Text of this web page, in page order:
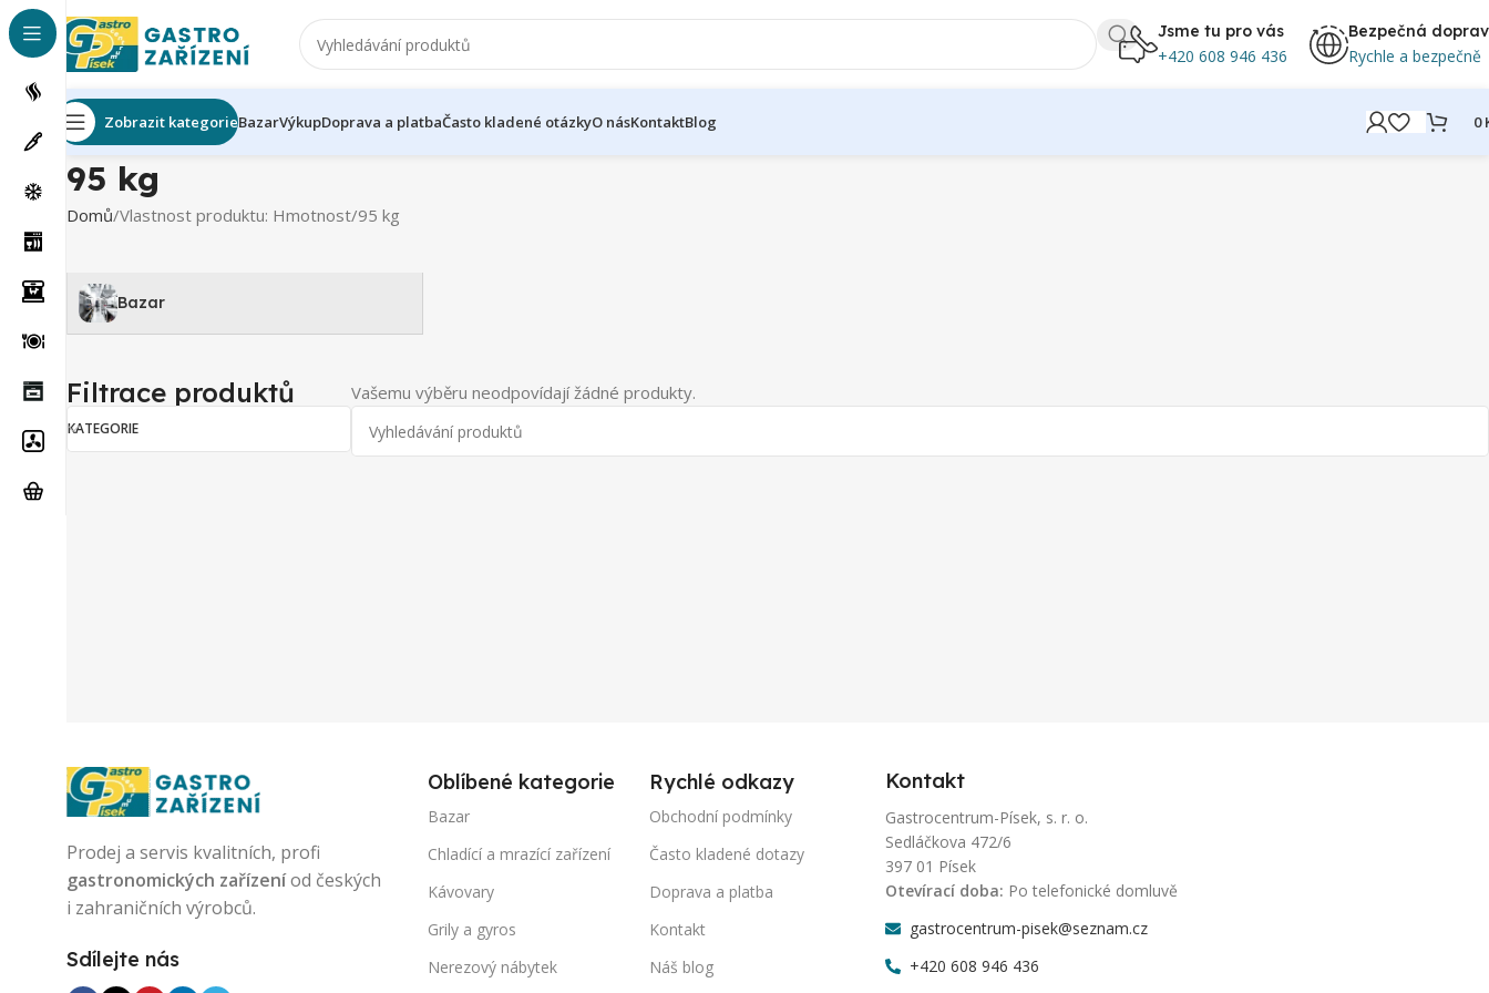
Jsme tu pro vás
+420 608 946 436
Bezpečná
Rychle a bezpečně
Zobrazit kategorieBazarVýkupDoprava a platbaČasto kladené otázkyO násKontaktBlog 0
95 kg
Domů Vlastnost produktu: Hmotnost 95 kg
Bazar
Filtrace produktů
KATEGORIE
Vašemu výběru neodpovídají žádné produkty.
Prodej a servis kvalitních, profi
gastronomických zařízeníod českých
i zahraničních výrobců.
Sdílejte nás
Oblíbené kategorie
Bazar
Chladící a mrazící zařízení
Kávovary
Grily a gyros
Nerezový nábytek
Rychlé odkazy
Obchodní podmínky
Často kladené dotazy
Doprava a platba
Kontakt
Náš blog
Kontakt
Gastrocentrum-Písek, s. r. o.
Sedláčkova 472/6
397 01 Písek
Otevírací doba: Po telefonické domluvě
gastrocentrum-pisek@seznam.cz
+420 608 946 436